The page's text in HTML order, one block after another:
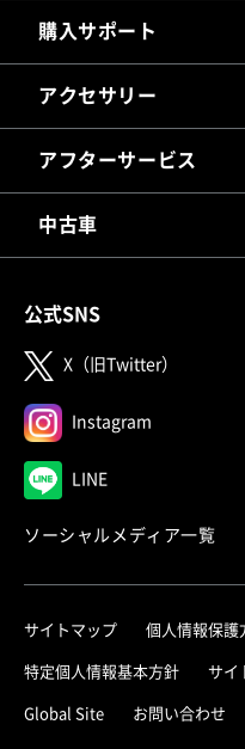
購入サポート
アクセサリー
アフターサービス
中古車
公式SNS
X（旧Twitter） （別ウ
Instagram （別ウィン
LINE（別ウィンドウで
ソーシャルメディア一覧（
サイトマップ 個人情報保護
特定個人情報基本方針 サイ
Global Site（別ウィンドウで開
お問い合わせ